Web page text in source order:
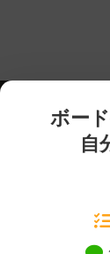
ボー
自